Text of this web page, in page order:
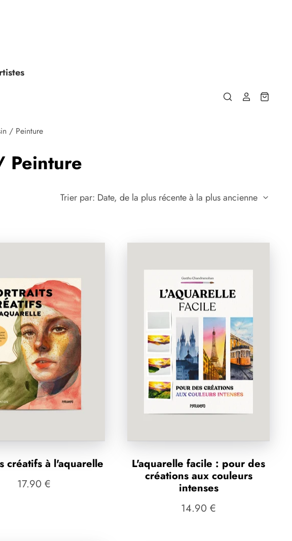
/ Peinture
Peinture
Trier par: Date, de la plus récente à la plus ancienne
créatifs à l'aquarelle
17.90 €
L'aquarelle facile : pour des
créations aux couleurs
intenses
14.90 €